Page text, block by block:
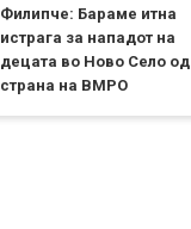
Филипче: Бараме итна
истрага за нападот на
децата во Ново Село од
страна на ВМРО